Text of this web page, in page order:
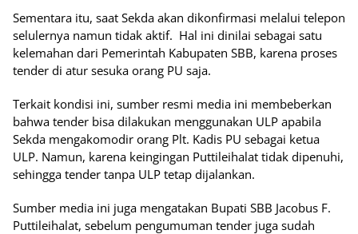
Sementara itu, saat Sekda akan dikonfirmasi melalui telepon
selulernya namun tidak aktif. Hal ini dinilai sebagai satu
kelemahan dari Pemerintah Kabupaten SBB, karena proses
tender di atur sesuka orang PU saja.
Terkait kondisi ini, sumber resmi media ini membeberkan
bahwa tender bisa dilakukan menggunakan ULP apabila
Sekda mengakomodir orang Plt. Kadis PU sebagai ketua
ULP. Namun, karena keingingan Puttileihalat tidak dipenuhi,
sehingga tender tanpa ULP tetap dijalankan.
Sumber media ini juga mengatakan Bupati SBB Jacobus F.
Puttileihalat, sebelum pengumuman tender juga sudah